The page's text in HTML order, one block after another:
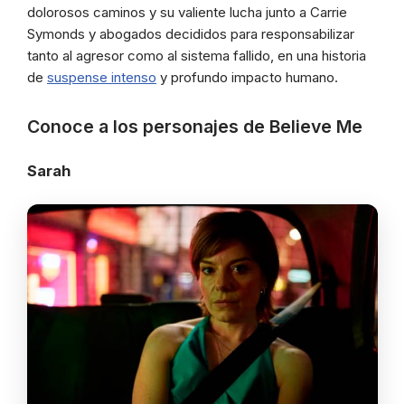
dolorosos caminos y su valiente lucha junto a Carrie
Symonds y abogados decididos para responsabilizar
tanto al agresor como al sistema fallido, en una historia
de suspense intenso y profundo impacto humano.
Conoce a los personajes de Believe Me
Sarah